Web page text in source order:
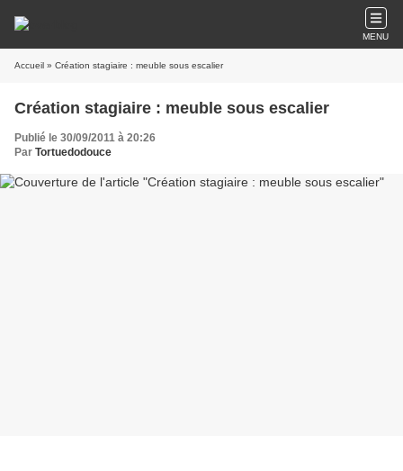
MENU
Accueil » Création stagiaire : meuble sous escalier
Création stagiaire : meuble sous escalier
Publié le 30/09/2011 à 20:26
Par Tortuedodouce